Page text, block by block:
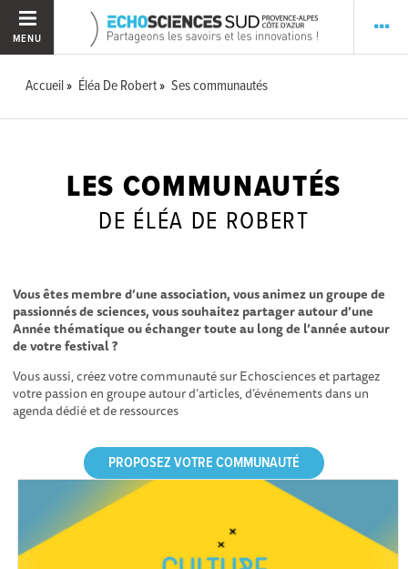
MENU
Accueil Éléa De Robert Ses communautés
LES COMMUNAUTÉS
DE ÉLÉA DE ROBERT
Vous êtes membre d’une association, vous animez un groupe de
passionnés de sciences, vous souhaitez partager autour d’une
Année thématique ou échanger toute au long de l’année autour
de votre festival ?
Vous aussi, créez votre communauté sur Echosciences et partagez
votre passion en groupe autour d’articles, d’événements dans un
agenda dédié et de ressources
PROPOSEZ VOTRE COMMUNAUTÉ